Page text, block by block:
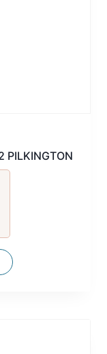
PILKINGTON